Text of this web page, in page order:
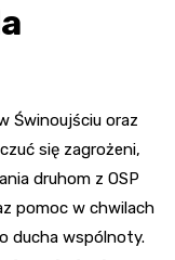
Świnoujściu oraz
się zagrożeni,
druhom z OSP
pomoc w chwilach
ducha wspólnoty.